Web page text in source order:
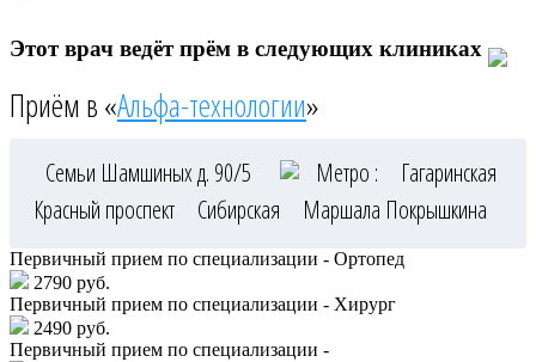
Этот врач ведёт прём в следующих клиниках
Приём в «Альфа-технологии»
Семьи Шамшиных д. 90/5 Метро :
Гагаринская
Красный проспект
Сибирская Маршала Покрышкина
Первичный прием по специализации - Ортопед
2790 руб.
Первичный прием по специализации - Хирург
2490 руб.
Первичный прием по специализации -